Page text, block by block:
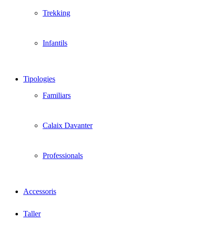
Trekking
Infantils
Tipologies
Familiars
Calaix Davanter
Professionals
Accessoris
Taller